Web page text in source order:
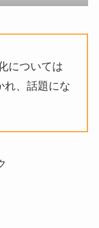
については
れ、話題にな